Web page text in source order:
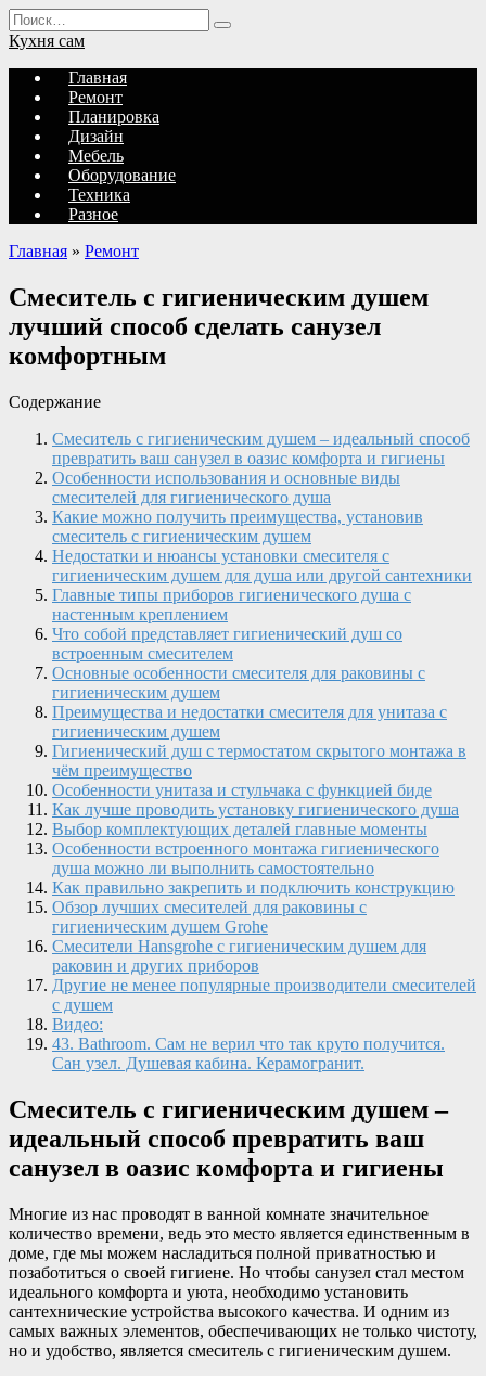
Перейти
к
содержанию
Search
for:
Кухня сам
Главная
Ремонт
Планировка
Дизайн
Мебель
Оборудование
Техника
Разное
Главная » Ремонт
Смеситель с гигиеническим душем
лучший способ сделать санузел
комфортным
Содержание
Смеситель с гигиеническим душем – идеальный способ
превратить ваш санузел в оазис комфорта и гигиены
Особенности использования и основные виды
смесителей для гигиенического душа
Какие можно получить преимущества, установив
смеситель с гигиеническим душем
Недостатки и нюансы установки смесителя с
гигиеническим душем для душа или другой сантехники
Главные типы приборов гигиенического душа с
настенным креплением
Что собой представляет гигиенический душ со
встроенным смесителем
Основные особенности смесителя для раковины с
гигиеническим душем
Преимущества и недостатки смесителя для унитаза с
гигиеническим душем
Гигиенический душ с термостатом скрытого монтажа в
чём преимущество
Особенности унитаза и стульчака с функцией биде
Как лучше проводить установку гигиенического душа
Выбор комплектующих деталей главные моменты
Особенности встроенного монтажа гигиенического
душа можно ли выполнить самостоятельно
Как правильно закрепить и подключить конструкцию
Обзор лучших смесителей для раковины с
гигиеническим душем Grohe
Смесители Hansgrohe с гигиеническим душем для
раковин и других приборов
Другие не менее популярные производители смесителей
с душем
Видео:
43. Bathroom. Сам не верил что так круто получится.
Сан узел. Душевая кабина. Керамогранит.
Смеситель с гигиеническим душем –
идеальный способ превратить ваш
санузел в оазис комфорта и гигиены
Многие из нас проводят в ванной комнате значительное
количество времени, ведь это место является единственным в
доме, где мы можем насладиться полной приватностью и
позаботиться о своей гигиене. Но чтобы санузел стал местом
идеального комфорта и уюта, необходимо установить
сантехнические устройства высокого качества. И одним из
самых важных элементов, обеспечивающих не только чистоту,
но и удобство, является смеситель с гигиеническим душем.